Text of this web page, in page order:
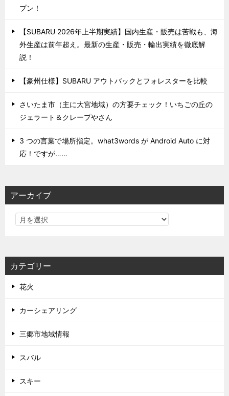
プン！
【SUBARU 2026年上半期実績】国内生産・販売は苦戦も、海
外生産は前年超え。最新の生産・販売・輸出実績を徹底解
説！
【豪州仕様】SUBARU アウトバックとフォレスターを比較
さいたま市（主に大宮地域）の方要チェック！いちごの丘の
ジェラート＆クレープやさん
3 つの言葉で場所指定。what3words が Android Auto に対
応！ですが……
アーカイブ
カテゴリー
花火
カーシェアリング
三郷市地域情報
スバル
スキー